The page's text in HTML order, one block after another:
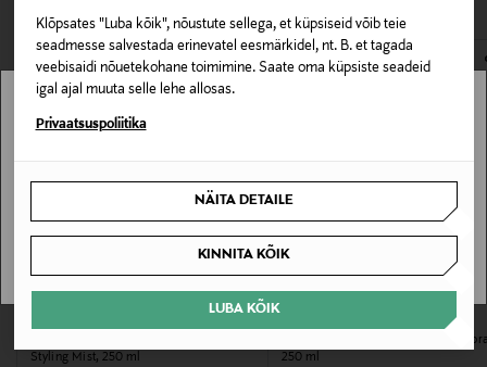
Klõpsates "Luba kõik", nõustute sellega, et küpsiseid võib teie
seadmesse salvestada erinevatel eesmärkidel, nt. B. et tagada
veebisaidi nõuetekohane toimimine. Saate oma küpsiste seadeid
igal ajal muuta selle lehe allosas.
Privaatsuspoliitika
NÄITA DETAILE
KINNITA KÕIK
LUBA KÕIK
Värv
NOCOL
Suurus
Valmistaja tootenumber
BYWE AB
E-POE TAGASTUSED
Styling Mist, 250 ml
Juuksesprei Dry Heat Protection
250 ml
Stockmann pole Sinu riigis saadaval.
SAAN ARU